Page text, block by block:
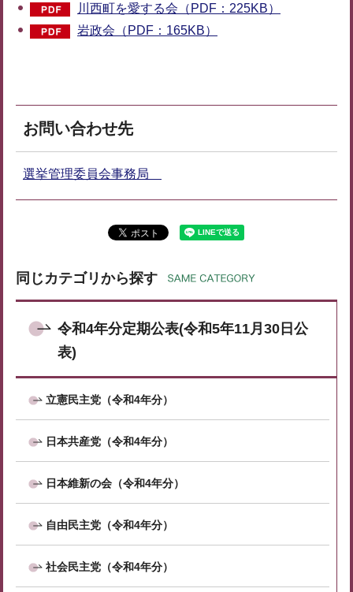
川西町を愛する会（PDF：225KB）
岩政会（PDF：165KB）
お問い合わせ先
選挙管理委員会事務局
同じカテゴリから探す
令和4年分定期公表(令和5年11月30日公
表)
立憲民主党（令和4年分）
日本共産党（令和4年分）
日本維新の会（令和4年分）
自由民主党（令和4年分）
社会民主党（令和4年分）